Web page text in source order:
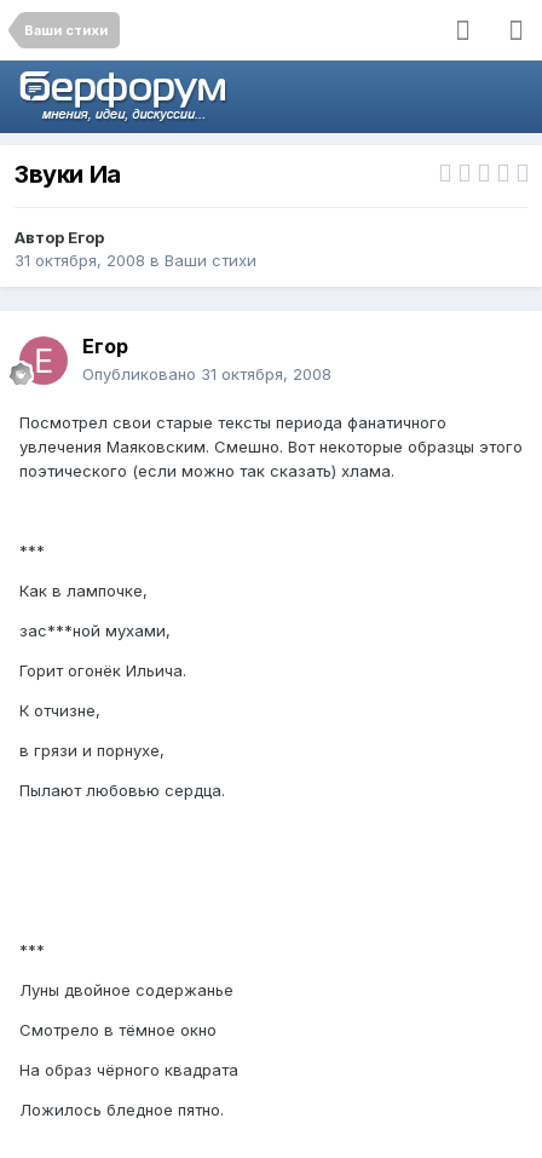
Ваши стихи
Звуки Иа
Автор Егор
31 октября, 2008 в Ваши стихи
Егор
Опубликовано 31 октября, 2008
Посмотрел свои старые тексты периода фанатичного
увлечения Маяковским. Смешно. Вот некоторые образцы этого
поэтического (если можно так сказать) хлама.
***
Как в лампочке,
зас***ной мухами,
Горит огонёк Ильича.
К отчизне,
в грязи и порнухе,
Пылают любовью сердца.
***
Луны двойное содержанье
Смотрело в тёмное окно
На образ чёрного квадрата
Ложилось бледное пятно.